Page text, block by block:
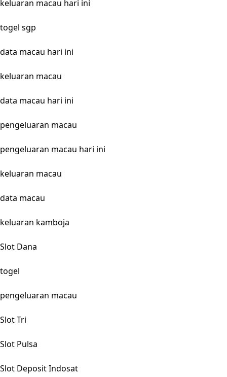
keluaran macau hari ini
togel sgp
data macau hari ini
keluaran macau
data macau hari ini
pengeluaran macau
pengeluaran macau hari ini
keluaran macau
data macau
keluaran kamboja
Slot Dana
togel
pengeluaran macau
Slot Tri
Slot Pulsa
Slot Deposit Indosat